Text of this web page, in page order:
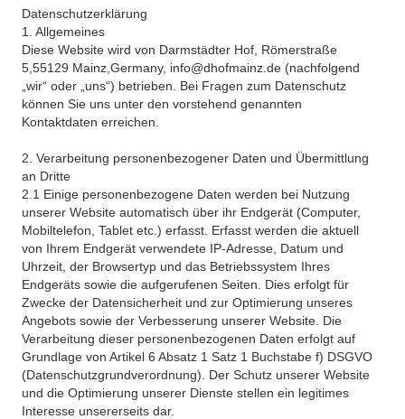
Datenschutzerklärung
1. Allgemeines
Diese Website wird von Darmstädter Hof, Römerstraße
5,55129 Mainz,Germany, info@dhofmainz.de (nachfolgend
„wir“ oder „uns“) betrieben. Bei Fragen zum Datenschutz
können Sie uns unter den vorstehend genannten
Kontaktdaten erreichen.
2. Verarbeitung personenbezogener Daten und Übermittlung
an Dritte
2.1 Einige personenbezogene Daten werden bei Nutzung
unserer Website automatisch über ihr Endgerät (Computer,
Mobiltelefon, Tablet etc.) erfasst. Erfasst werden die aktuell
von Ihrem Endgerät verwendete IP-Adresse, Datum und
Uhrzeit, der Browsertyp und das Betriebssystem Ihres
Endgeräts sowie die aufgerufenen Seiten. Dies erfolgt für
Zwecke der Datensicherheit und zur Optimierung unseres
Angebots sowie der Verbesserung unserer Website. Die
Verarbeitung dieser personenbezogenen Daten erfolgt auf
Grundlage von Artikel 6 Absatz 1 Satz 1 Buchstabe f) DSGVO
(Datenschutzgrundverordnung). Der Schutz unserer Website
und die Optimierung unserer Dienste stellen ein legitimes
Interesse unsererseits dar.